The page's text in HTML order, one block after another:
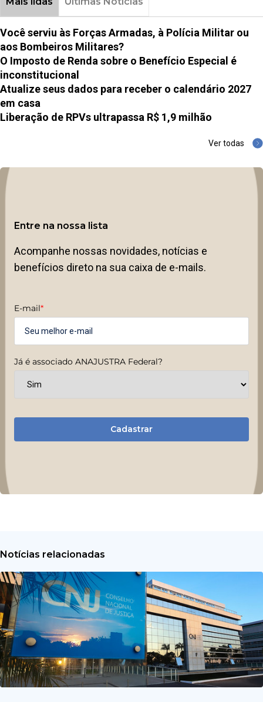
Você serviu às Forças Armadas, à Polícia Militar ou
aos Bombeiros Militares?
O Imposto de Renda sobre o Benefício Especial é
inconstitucional
Atualize seus dados para receber o calendário 2027
em casa
Liberação de RPVs ultrapassa R$ 1,9 milhão
Ver todas
Entre na nossa lista
Acompanhe nossas novidades, notícias e
benefícios direto na sua caixa de e-mails.
E-mail*
Já é associado ANAJUSTRA Federal?
Cadastrar
Notícias relacionadas